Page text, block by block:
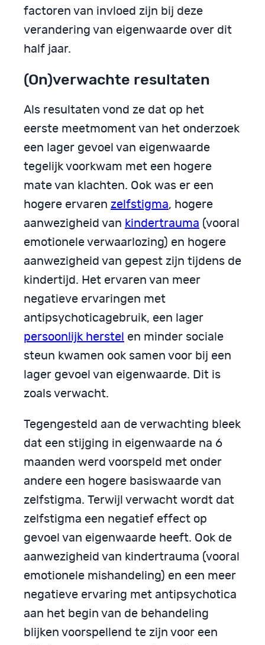
factoren van invloed zijn bij deze
verandering van eigenwaarde over dit
half jaar.
(On)verwachte resultaten
Als resultaten vond ze dat op het
eerste meetmoment van het onderzoek
een lager gevoel van eigenwaarde
tegelijk voorkwam met een hogere
mate van klachten. Ook was er een
hogere ervaren zelfstigma, hogere
aanwezigheid van kindertrauma (vooral
emotionele verwaarlozing) en hogere
aanwezigheid van gepest zijn tijdens de
kindertijd. Het ervaren van meer
negatieve ervaringen met
antipsychoticagebruik, een lager
persoonlijk herstel en minder sociale
steun kwamen ook samen voor bij een
lager gevoel van eigenwaarde. Dit is
zoals verwacht.
Tegengesteld aan de verwachting bleek
dat een stijging in eigenwaarde na 6
maanden werd voorspeld met onder
andere een hogere basiswaarde van
zelfstigma. Terwijl verwacht wordt dat
zelfstigma een negatief effect op
gevoel van eigenwaarde heeft. Ook de
aanwezigheid van kindertrauma (vooral
emotionele mishandeling) en een meer
negatieve ervaring met antipsychotica
aan het begin van de behandeling
blijken voorspellend te zijn voor een